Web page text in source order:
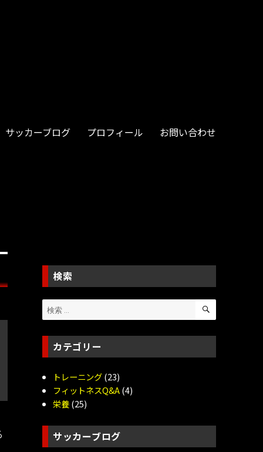
サッカーブログ プロフィール お問い合わせ
検索
検
索:
検
カテゴリー
トレーニング(23)
フィットネスQ&A(4)
栄養(25)
サッカーブログ